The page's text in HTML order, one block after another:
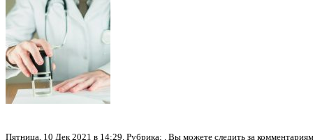
Пятница, 10 Дек 2021 в 14:29. Рубрика: . Вы можете следить за